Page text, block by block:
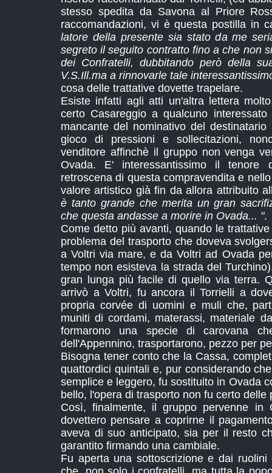
stesso spedita da Savona al Priore
raccomandazioni, vi è questa postilla in
latore della presente sia stato da me
segreto il seguito contratto fino a che non
dei Confratelli, dubbitando però della
V.S.Ill.ma a rinnovarle tale
cosa delle trattative dovette trapelare.
Esiste infatti agli atti un'altra lettera
certo Casareggio a qualcuno
mancante del nominativo del
gioco di pressioni e sollecitazioni,
venditore affinchè il gruppo non venga
Ovada. E' interessantissimo il
retroscena di questa compravendita e
valore artistico già fin da allora attribuito
è tanto grande che merita un gran
che questa andasse a morire in Ovada... ".
Come detto più avanti, quando le
problema del trasporto che doveva
a Voltri via mare, e da Voltri ad Ovada
tempo non esisteva la strada del
gran lunga più facile di quello via terra.
arrivò a Voltri, fu ancora il Torrielli a
propria corvée di uomini e muli che,
muniti di cordami, materassi, materiale
formarono una specie di carovana
dell'Appennino, trasportarono, pezzo per
Bisogna tener conto che la Cassa,
quattordici quintali e, pur considerando
semplice e leggero, fu sostituito in Ovada
bello, l'opera di trasporto non fu certo delle
Così, finalmente, il gruppo pervenne in
dovettero pensare a coprirne il
aveva di suo anticipato, sia per il resto
garantito firmando una cambiale.
Fu aperta una sottoscrizione e dai